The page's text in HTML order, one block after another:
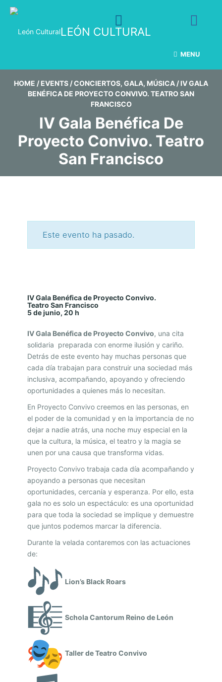
LEÓN CULTURAL
MENU
HOME / EVENTS /CONCIERTOS, GALA, MÚSICA / IV GALA
BENÉFICA DE PROYECTO CONVIVO. TEATRO SAN
FRANCISCO
IV Gala Benéfica De
Proyecto Convivo. Teatro
San Francisco
Este evento ha pasado.
G
A
L
A
B
E
N
É
F
I
C
A
D
E
P
R
O
Y
E
C
T
O
C
O
N
V
IV Gala Benéfica de Proyecto Convivo.
Teatro San Francisco
5 de junio, 20 h
IV Gala Benéfica de Proyecto Convivo, una cita
solidaria preparada con enorme ilusión y cariño.
Detrás de este evento hay muchas personas que
cada día trabajan para construir una sociedad más
inclusiva, acompañando, apoyando y ofreciendo
oportunidades a quienes más lo necesitan.
En Proyecto Convivo creemos en las personas, en
el poder de la comunidad y en la importancia de no
dejar a nadie atrás, una noche muy especial en la
que la cultura, la música, el teatro y la magia se
unen por una causa que transforma vidas.
Proyecto Convivo trabaja cada día acompañando y
apoyando a personas que necesitan
oportunidades, cercanía y esperanza. Por ello, esta
gala no es solo un espectáculo: es una oportunidad
para que toda la sociedad se implique y demuestre
que juntos podemos marcar la diferencia.
Durante la velada contaremos con las actuaciones
de:
Lion’s Black Roars
Schola Cantorum Reino de León
Taller de Teatro Convivo